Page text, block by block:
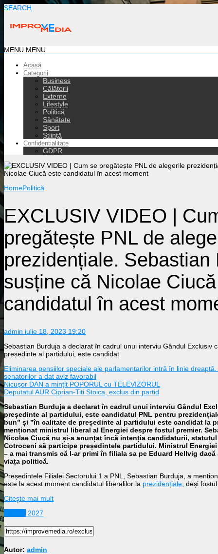
SEARCH
MENU MENU
Acasă
Categorii
Business
Călătorii
Externe
Lifestyle
Politică
Sănătate
Sport
Știință
Confidentialitate
GDPR
HomePolitică
EXCLUSIV VIDEO |
pregătește PNL de
prezidențiale. Sebastian
susține că Nicolae
candidatul în acest
admin iulie 18, 2023 19:20
Sebastian Burduja a declarat în cadrul unui interviu Gândul Exclusiv
președinte al partidului, este candidat
Eliminarea pensiilor speciale ale parlamentarilor intră în linie
senatorilor a dat aviz favorabil
Nicușor DAN a mințit POPORUL cu TELEVIZORUL
Deputatul AUR Ciprian-Titi Stoica, exclus din partid
Sebastian Burduja a declarat în cadrul unui interviu Gândul
președinte al partidului, este candidatul PNL pentru
bun” și ”în calitate de președinte al partidului este candidat la
menționat ministrul liberal al Energiei despre fostul premier.
Nicolae Ciucă nu și-a anunțat încă intenția candidaturii,
Cotroceni să participe președintele partidului. Ministrul
– a mai transmis că l-ar primi în filiala sa pe Eduard Hellvig
viața politică.
Președintele Filialei Sectorului 1 a PNL, Sebastian Burduja, a
este la acest moment candidatul liberalilor la prezidențiale, deși
Citeşte mai mult
2027
Autor: admin